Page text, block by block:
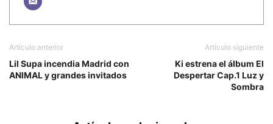
Artículo anterior
Lil Supa incendia Madrid con
ANIMAL y grandes invitados
Artículo siguiente
Ki estrena el álbum El
Despertar Cap.1 Luz y
Sombra